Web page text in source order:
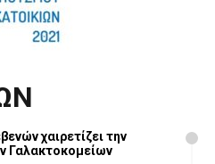
χαιρετίζει την
Γαλακτοκομείων